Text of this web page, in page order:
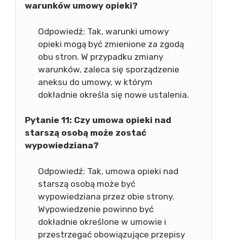
warunków umowy opieki?
Odpowiedź: Tak, warunki umowy
opieki mogą być zmienione za zgodą
obu stron. W przypadku zmiany
warunków, zaleca się sporządzenie
aneksu do umowy, w którym
dokładnie określa się nowe ustalenia.
Pytanie 11: Czy umowa opieki nad
starszą osobą może zostać
wypowiedziana?
Odpowiedź: Tak, umowa opieki nad
starszą osobą może być
wypowiedziana przez obie strony.
Wypowiedzenie powinno być
dokładnie określone w umowie i
przestrzegać obowiązujące przepisy